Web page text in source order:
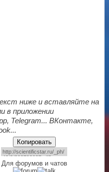
ниже и вставляйте на
в приложении
Telegram... ВКонтакте,
Копировать
Для форумов и чатов